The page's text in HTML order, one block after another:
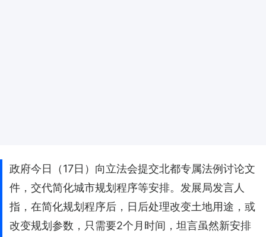
政府今日（17日）向立法会提交北都专属法例讨论文
件，交代简化城市规划程序等安排。发展局发言人
指，在简化规划程序后，日后处理改变土地用途，或
改变规划参数，只需要2个月时间，坦言虽然新安排